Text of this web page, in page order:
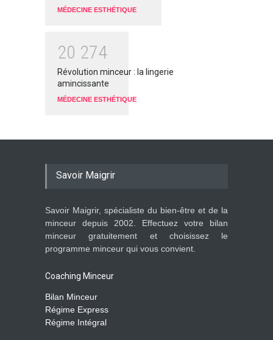
MÉDECINE ESTHÉTIQUE
20 274
Révolution minceur : la lingerie
amincissante
MÉDECINE ESTHÉTIQUE
Savoir Maigrir
Savoir Maigrir, spécialiste du bien-être et de la
minceur depuis 2002. Effectuez votre bilan
minceur gratuitement et choisissez le
programme minceur qui vous convient.
Coaching Minceur
Bilan Minceur
Régime Express
Régime Intégral